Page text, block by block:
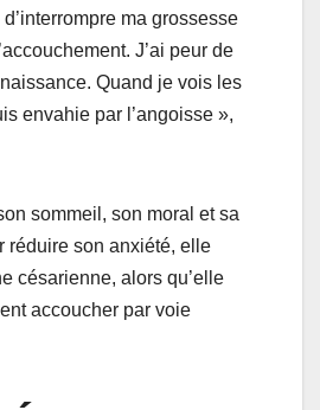
ma grossesse
J’ai peur de
Quand je vois les
envahie par l’angoisse »,
sommeil, son moral et sa
réduire son anxiété, elle
césarienne, alors qu’elle
accoucher par voie